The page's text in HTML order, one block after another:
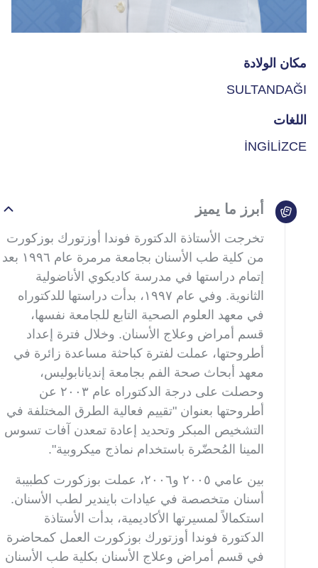
مكان الولادة
SULTANDAĞI
اللغات
İNGİLİZCE
أبرز ما يميز
تخرجت الأستاذة الدكتورة فوندا أوزتورك بوزكورت
من كلية طب الأسنان بجامعة مرمرة عام ١٩٩٦ بعد
إتمام دراستها في مدرسة كاديكوي الأناضولية
الثانوية. وفي عام ١٩٩٧، بدأت دراستها للدكتوراه
في معهد العلوم الصحية التابع للجامعة نفسها،
قسم أمراض وعلاج الأسنان. وخلال فترة إعداد
أطروحتها، عملت لفترة كباحثة مساعدة زائرة في
معهد أبحاث صحة الفم بجامعة إنديانابوليس،
وحصلت على درجة الدكتوراه عام ٢٠٠٣ عن
أطروحتها بعنوان "تقييم فعالية الطرق المختلفة في
التشخيص المبكر وتحديد إعادة تمعدن آفات تسوس
المينا المُحضّرة باستخدام نماذج ميكروبية".
بين عامي ٢٠٠٥ و٢٠٠٦، عملت بوزكورت كطبيبة
أسنان متخصصة في عيادات بايندير لطب الأسنان.
استكمالاً لمسيرتها الأكاديمية، بدأت الأستاذة
الدكتورة فوندا أوزتورك بوزكورت العمل كمحاضرة
في قسم أمراض وعلاج الأسنان بكلية طب الأسنان